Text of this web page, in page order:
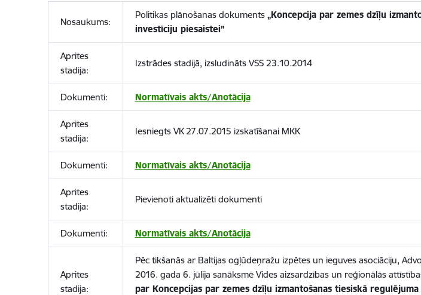
Nosaukums:
Politikas plānošanas dokuments „Koncepcija par zemes dzīļu
investīciju piesaistei”
Aprites
stadija:
Izstrādes stadijā, izsludināts VSS 23.10.2014
Dokumenti: Normatīvais akts/Anotācija
Aprites
stadija:
Iesniegts VK 27.07.2015 izskatīšanai MKK
Dokumenti: Normatīvais akts/Anotācija
Aprites
stadija:
Pievienoti aktualizēti dokumenti
Dokumenti: Normatīvais akts/Anotācija
Aprites
stadija:
Pēc tikšanās ar Baltijas ogļūdeņražu izpētes un ieguves asociāciju,
2016. gada 6. jūlija sanāksmē Vides aizsardzības un reģionālās
par Koncepcijas par zemes dzīļu izmantošanas tiesiskā